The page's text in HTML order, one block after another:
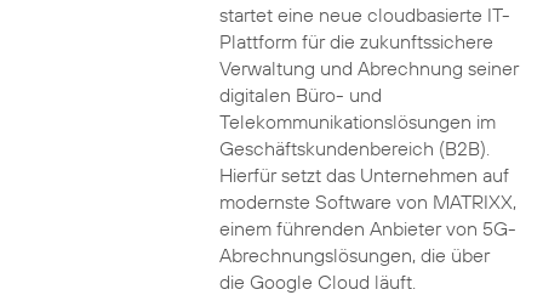
startet eine neue cloudbasierte IT-
Plattform für die zukunftssichere
Verwaltung und Abrechnung seiner
digitalen Büro- und
Telekommunikationslösungen im
Geschäftskundenbereich (B2B).
Hierfür setzt das Unternehmen auf
modernste Software von MATRIXX,
einem führenden Anbieter von 5G-
Abrechnungslösungen, die über
die Google Cloud läuft.